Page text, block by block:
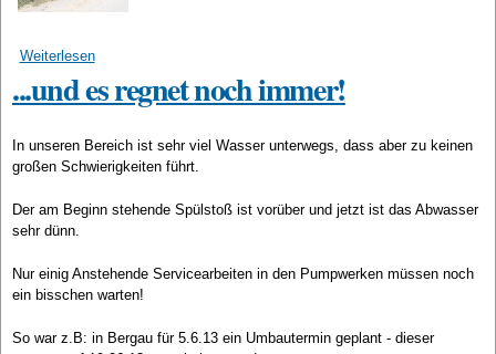
Weiterlesenüber Endlich, die neuen Pumpen in Bergau konnten eingbaut
...und es regnet noch immer!
In unseren Bereich ist sehr viel Wasser unterwegs, dass aber zu keinen
großen Schwierigkeiten führt.
Der am Beginn stehende Spülstoß ist vorüber und jetzt ist das Abwasser
sehr dünn.
Nur einig Anstehende Servicearbeiten in den Pumpwerken müssen noch
ein bisschen warten!
So war z.B: in Bergau für 5.6.13 ein Umbautermin geplant - dieser